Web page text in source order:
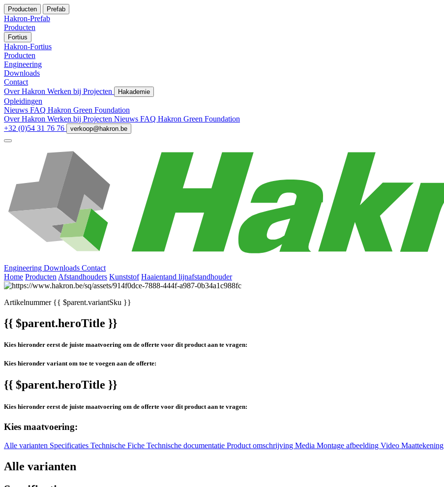
Producten Prefab
Hakron-Prefab
Producten
Fortius
Hakron-Fortius
Producten
Engineering
Downloads
Contact
Over Hakron Werken bij Projecten Hakademie
Opleidingen
Nieuws FAQ Hakron Green Foundation
Over Hakron Werken bij Projecten Nieuws FAQ Hakron Green Foundation
+32 (0)54 31 76 76
verkoop@hakron.be
Engineering Downloads Contact
Home Producten Afstandhouders Kunststof Haaientand lijnafstandhouder
Artikelnummer{{ $parent.variantSku }}
{{ $parent.heroTitle }}
Kies hieronder eerst de juiste maatvoering om de offerte voor dit product aan te vragen:
Kies hieronder variant om toe te voegen aan de offerte:
{{ $parent.heroTitle }}
Kies hieronder eerst de juiste maatvoering om de offerte voor dit product aan te vragen:
Kies maatvoering:
Alle varianten Specificaties Technische Fiche Technische documentatie Product omschrijving Media Montage afbeelding Video Maattekening
Alle varianten